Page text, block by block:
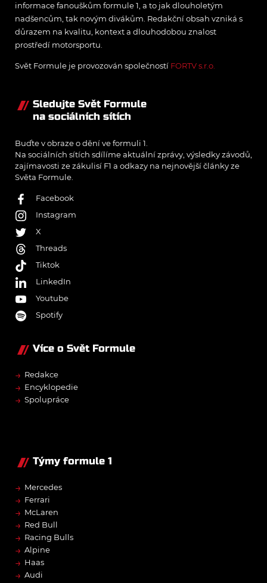
informace fanouškům formule 1, a to jak dlouholetým
nadšencům, tak novým divákům. Redakční obsah vzniká s
důrazem na kvalitu, kontext a dlouhodobou znalost
prostředí motorsportu.
Svět Formule je provozován společností FORTV s.r.o.
Sledujte Svět Formule
na sociálních sítích
Buďte v obraze o dění ve formuli 1.
Na sociálních sítích sdílíme aktuální zprávy, výsledky závodů,
zajímavosti ze zákulisí F1 a odkazy na nejnovější články ze
Světa Formule.
Facebook
Instagram
X
Threads
Tiktok
LinkedIn
Youtube
Spotify
Více o Svět Formule
→ Redakce
→ Encyklopedie
→ Spolupráce
Týmy formule 1
→ Mercedes
→ Ferrari
→ McLaren
→ Red Bull
→ Racing Bulls
→ Alpine
→ Haas
→ Audi